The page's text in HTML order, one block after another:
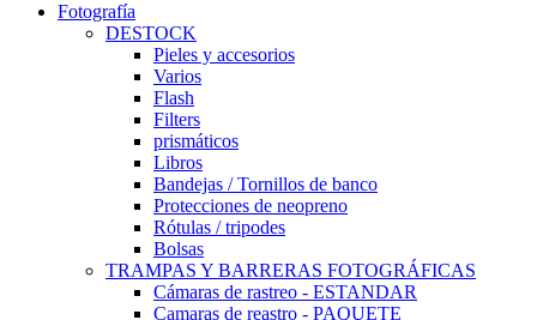
Fotografía
DESTOCK
Pieles y accesorios
Varios
Flash
Filters
prismáticos
Libros
Bandejas / Tornillos de banco
Protecciones de neopreno
Rótulas / tripodes
Bolsas
TRAMPAS Y BARRERAS FOTOGRÁFICAS
Cámaras de rastreo - ESTANDAR
Camaras de reastro - PAQUETE